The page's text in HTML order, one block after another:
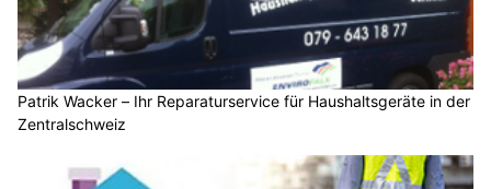
Patrik Wacker – Ihr Reparaturservice für Haushaltsgeräte in der
Zentralschweiz